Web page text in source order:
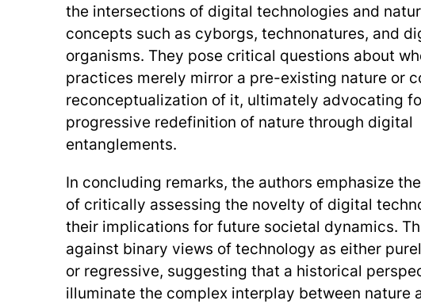
the intersections of digital technologies and
concepts such as cyborgs, technonatures, and
organisms. They pose critical questions about
practices merely mirror a pre-existing nature or
reconceptualization of it, ultimately advocating
progressive redefinition of nature through digital
entanglements.
In concluding remarks, the authors emphasize
of critically assessing the novelty of digital
their implications for future societal dynamics.
against binary views of technology as either
or regressive, suggesting that a historical
illuminate the complex interplay between nature